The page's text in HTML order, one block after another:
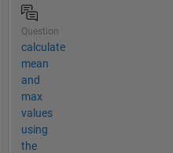
Question
calculate
mean
and
max
values
using
the